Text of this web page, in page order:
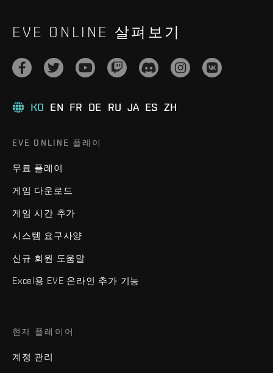
EVE ONLINE 살펴보기
KO EN FR DE RU JA ES ZH
EVE ONLINE 플레이
무료 플레이
게임 다운로드
게임 시간 추가
시스템 요구사양
신규 회원 도움말
Excel용 EVE 온라인 추가 기능
현재 플레이어
계정 관리